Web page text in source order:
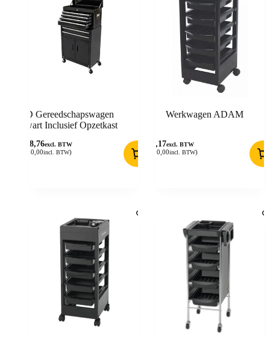
BD Gereedschapswagen
Zwart Inclusief Opzetkast
148,76excl. BTW
180,00incl. BTW)
Werkwagen ADAM
99,17excl. BTW
120,00incl. BTW)